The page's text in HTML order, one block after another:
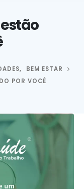
,
BEM ESTAR
POR VOCÊ